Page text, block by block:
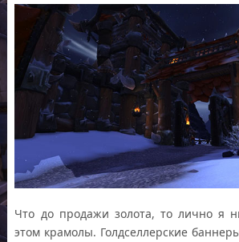
Что до продажи золота, то лично я
этом крамолы. Голдселлерские